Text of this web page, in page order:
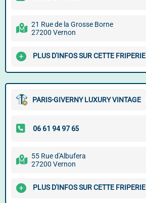
21 Rue de la Grosse Borne
27200 Vernon
PLUS D'INFOS SUR CETTE FRIPERIE
PARIS-GIVERNY LUXURY VINTAGE
55 Rue d'Albufera
27200 Vernon
PLUS D'INFOS SUR CETTE FRIPERIE